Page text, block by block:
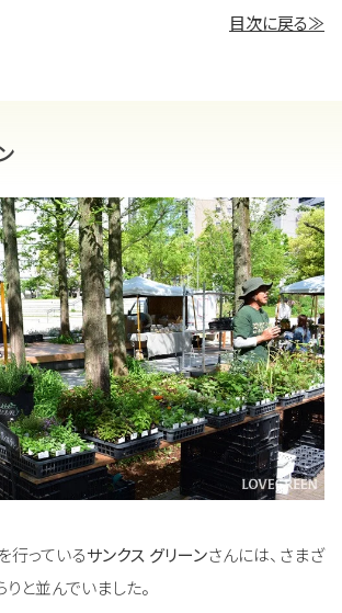
目次に戻る≫
行っているサンクス グリーンさんには、さまざ
と並んでいました。